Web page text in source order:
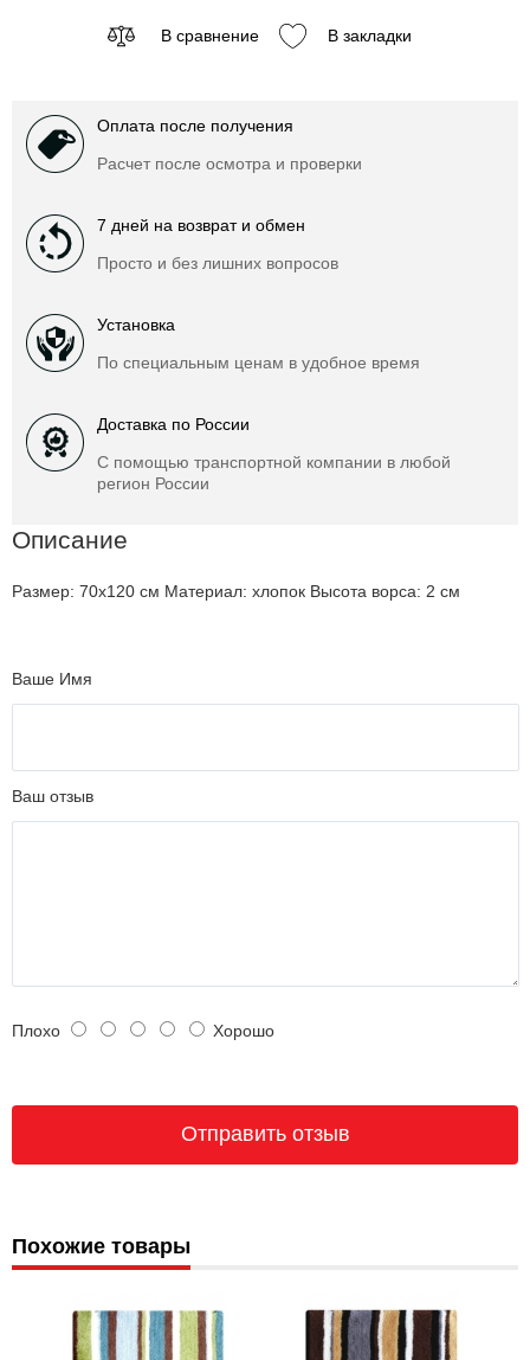
В сравнение В закладки
Оплата после получения
Расчет после осмотра и проверки
7 дней на возврат и обмен
Просто и без лишних вопросов
Установка
По специальным ценам в удобное время
Доставка по России
С помощью транспортной компании в любой
регион России
Описание
Размер: 70х120 см Материал: хлопок Высота ворса: 2 см
Ваше Имя
Ваш отзыв
Плохо Хорошо
Похожие товары